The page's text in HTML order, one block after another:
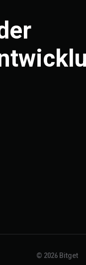
© 2026 Bitget